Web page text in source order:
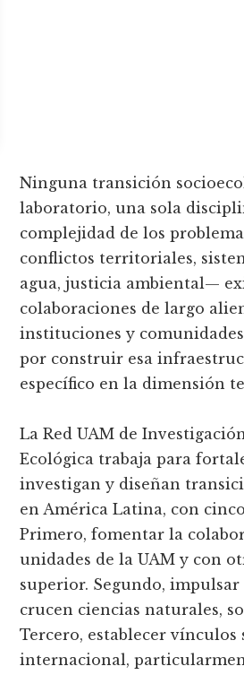
Ninguna transición
laboratorio, una sola
complejidad de los
conflictos territoriales,
agua, justicia ambiental—
colaboraciones de largo
instituciones y
por construir esa
específico en la dimensión
La Red UAM de
Ecológica trabaja para
investigan y diseñan
en América Latina, con
Primero, fomentar la
unidades de la UAM y con
superior. Segundo,
crucen ciencias naturales,
Tercero, establecer
internacional,